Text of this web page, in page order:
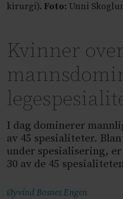
kirurgi). Foto: Unni
Kvinner
I dag dominerer
av 45 spesialiteter.
under spesialisering,
30 av de 45
Øyvind BosnesEngen